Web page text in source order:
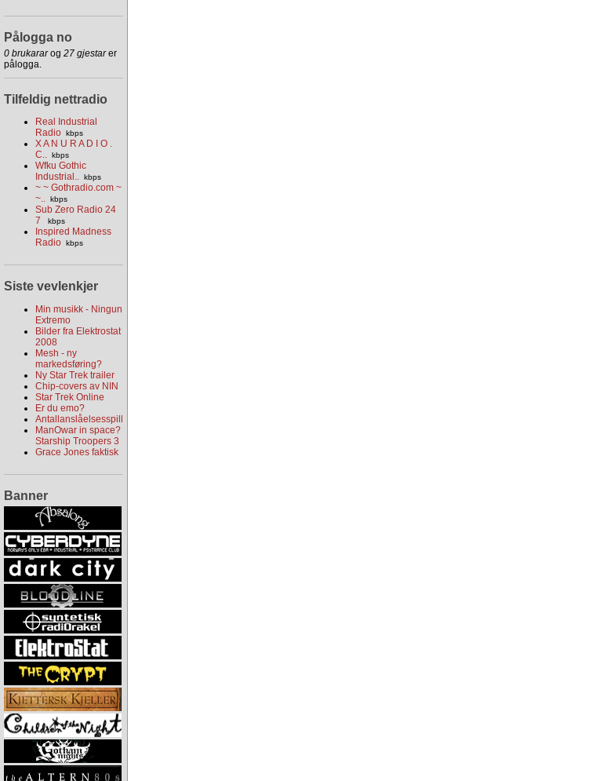
Pålogga no
0 brukararog 27 gjestarer
pålogga.
Tilfeldig nettradio
Real Industrial
Radio kbps
X A N U R A D I O .
C.. kbps
Wfku Gothic
Industrial.. kbps
~ ~ Gothradio.com ~
~.. kbps
Sub Zero Radio 24
7
kbps
Inspired Madness
Radio kbps
Siste vevlenkjer
Min musikk - Ningun
Extremo
Bilder fra Elektrostat
2008
Mesh - ny
markedsføring?
Ny Star Trek trailer
Chip-covers av NIN
Star Trek Online
Er du emo?
Antallanslåelsesspill
ManOwar in space?
Starship Troopers 3
Grace Jones faktisk
Banner